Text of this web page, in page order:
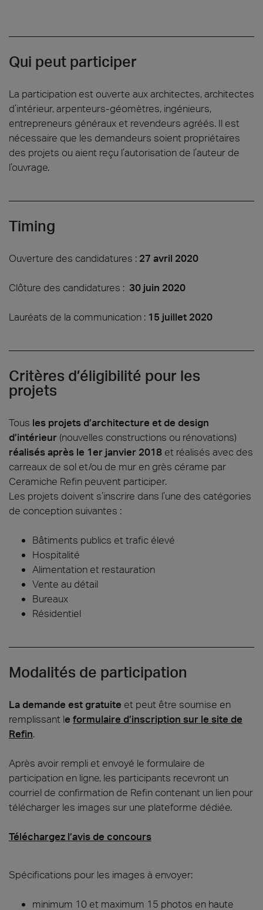
Qui peut participer
La participation est ouverte aux architectes, architectes
d’intérieur, arpenteurs-géomètres, ingénieurs,
entrepreneurs généraux et revendeurs agréés. Il est
nécessaire que les demandeurs soient propriétaires
des projets ou aient reçu l’autorisation de l’auteur de
l’ouvrage.
Timing
Ouverture des candidatures : 27 avril 2020
Clôture des candidatures : 30 juin 2020
Lauréats de la communication : 15 juillet 2020
Critères d’éligibilité pour les
projets
Tous les projets d’architecture et de design
d’intérieur (nouvelles constructions ou rénovations)
réalisés après le 1er janvier 2018 et réalisés avec des
carreaux de sol et/ou de mur en grès cérame par
Ceramiche Refin peuvent participer.
Les projets doivent s’inscrire dans l’une des catégories
de conception suivantes :
Bâtiments publics et trafic élevé
Hospitalité
Alimentation et restauration
Vente au détail
Bureaux
Résidentiel
Modalités de participation
La demande est gratuite et peut être soumise en
remplissant le formulaire d’inscription sur le site de
Refin.
Après avoir rempli et envoyé le formulaire de
participation en ligne, les participants recevront un
courriel de confirmation de Refin contenant un lien pour
télécharger les images sur une plateforme dédiée.
Téléchargez l’avis de concours
Spécifications pour les images à envoyer:
minimum 10 et maximum 15 photos en haute